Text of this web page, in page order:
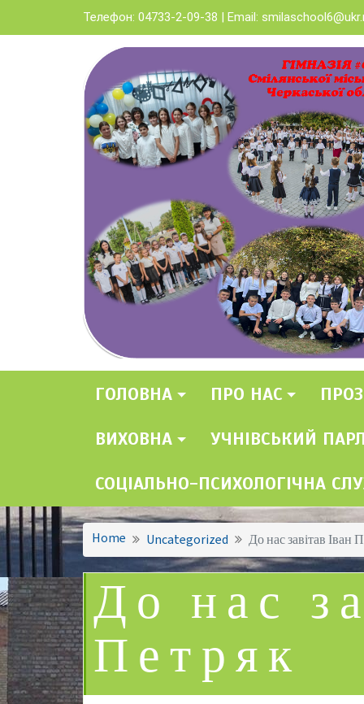
to
Телефон: 04733-2-09-38 | Email:
ГОЛОВНА ПРО НАС
ВИХОВНА УЧНІВСЬКИЙ
СОЦІАЛЬНО-ПСИХОЛОГІЧНА
Home Uncategorized До нас завітав Іван
До нас
Петряк